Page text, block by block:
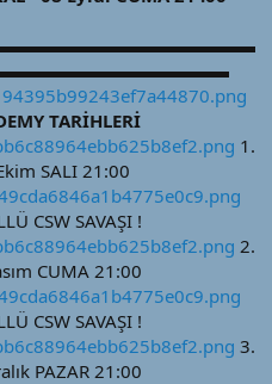
TARİHLERİ
1.
SALI 21:00
CSW SAVAŞI !
2.
CUMA 21:00
CSW SAVAŞI !
3.
PAZAR 21:00